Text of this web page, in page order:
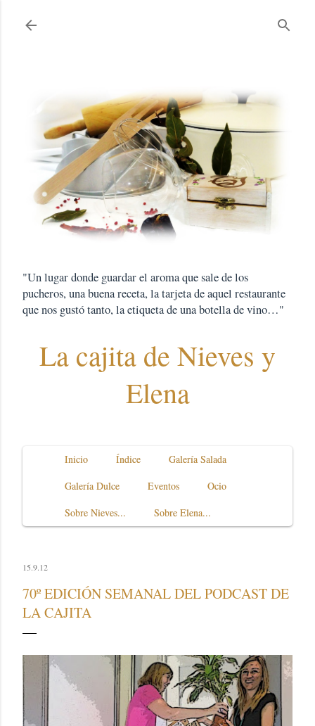
"Un lugar donde guardar el aroma que sale de los
pucheros, una buena receta, la tarjeta de aquel restaurante
que nos gustó tanto, la etiqueta de una botella de vino…"
La cajita de Nieves y
Elena
Inicio Índice
Galería Salada
Galería Dulce
Eventos
Ocio
Sobre Nieves...
Sobre Elena...
15.9.12
70º EDICIÓN SEMANAL DEL PODCAST DE
LA CAJITA